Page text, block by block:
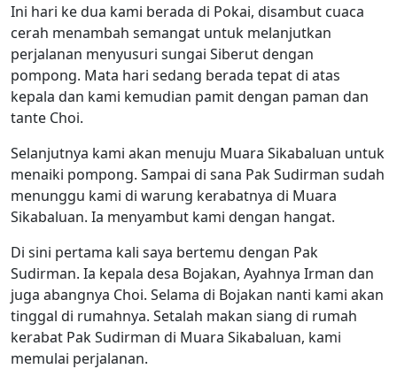
Ini hari ke dua kami berada di Pokai, disambut cuaca
cerah menambah semangat untuk melanjutkan
perjalanan menyusuri sungai Siberut dengan
pompong. Mata hari sedang berada tepat di atas
kepala dan kami kemudian pamit dengan paman dan
tante Choi.
Selanjutnya kami akan menuju Muara Sikabaluan untuk
menaiki pompong. Sampai di sana Pak Sudirman sudah
menunggu kami di warung kerabatnya di Muara
Sikabaluan. Ia menyambut kami dengan hangat.
Di sini pertama kali saya bertemu dengan Pak
Sudirman. Ia kepala desa Bojakan, Ayahnya Irman dan
juga abangnya Choi. Selama di Bojakan nanti kami akan
tinggal di rumahnya. Setalah makan siang di rumah
kerabat Pak Sudirman di Muara Sikabaluan, kami
memulai perjalanan.